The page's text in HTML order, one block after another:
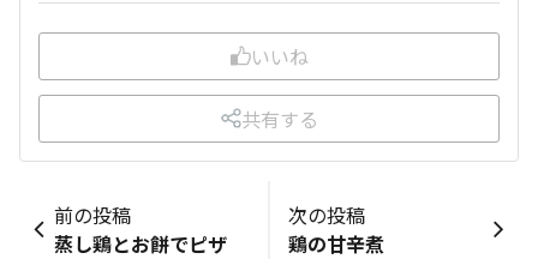
いいね
共有する
前の投稿
蒸し鶏とお餅でピザ
次の投稿
鶏の甘辛煮